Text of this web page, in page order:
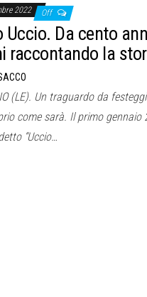
2022 Off
Uccio. Da cento
raccontando la
(LE). Un traguardo da
come sarà. Il primo gennaio
“Uccio…